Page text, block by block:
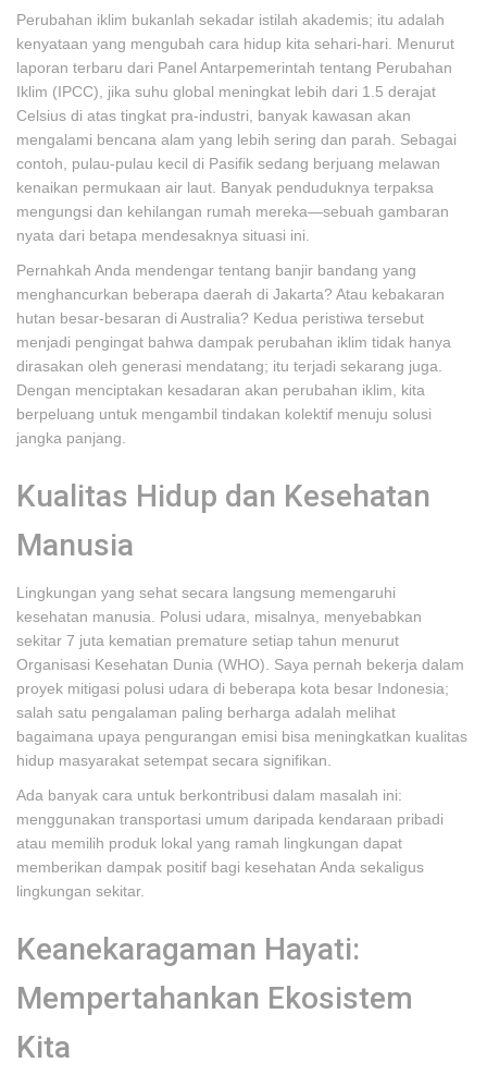
Perubahan iklim bukanlah sekadar istilah akademis; itu adalah
kenyataan yang mengubah cara hidup kita sehari-hari. Menurut
laporan terbaru dari Panel Antarpemerintah tentang Perubahan
Iklim (IPCC), jika suhu global meningkat lebih dari 1.5 derajat
Celsius di atas tingkat pra-industri, banyak kawasan akan
mengalami bencana alam yang lebih sering dan parah. Sebagai
contoh, pulau-pulau kecil di Pasifik sedang berjuang melawan
kenaikan permukaan air laut. Banyak penduduknya terpaksa
mengungsi dan kehilangan rumah mereka—sebuah gambaran
nyata dari betapa mendesaknya situasi ini.
Pernahkah Anda mendengar tentang banjir bandang yang
menghancurkan beberapa daerah di Jakarta? Atau kebakaran
hutan besar-besaran di Australia? Kedua peristiwa tersebut
menjadi pengingat bahwa dampak perubahan iklim tidak hanya
dirasakan oleh generasi mendatang; itu terjadi sekarang juga.
Dengan menciptakan kesadaran akan perubahan iklim, kita
berpeluang untuk mengambil tindakan kolektif menuju solusi
jangka panjang.
Kualitas Hidup dan Kesehatan
Manusia
Lingkungan yang sehat secara langsung memengaruhi
kesehatan manusia. Polusi udara, misalnya, menyebabkan
sekitar 7 juta kematian premature setiap tahun menurut
Organisasi Kesehatan Dunia (WHO). Saya pernah bekerja dalam
proyek mitigasi polusi udara di beberapa kota besar Indonesia;
salah satu pengalaman paling berharga adalah melihat
bagaimana upaya pengurangan emisi bisa meningkatkan kualitas
hidup masyarakat setempat secara signifikan.
Ada banyak cara untuk berkontribusi dalam masalah ini:
menggunakan transportasi umum daripada kendaraan pribadi
atau memilih produk lokal yang ramah lingkungan dapat
memberikan dampak positif bagi kesehatan Anda sekaligus
lingkungan sekitar.
Keanekaragaman Hayati:
Mempertahankan Ekosistem
Kita